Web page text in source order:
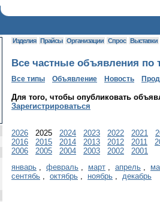
Изделия Прайсы Организации Спрос Выставки
Все частные объявления по
Все типы Объявление Новость
Для того, чтобы опубликовать
Зарегистрироваться
2026 2025 2024 2023 2022 2021
2016
2015 2014 2013 2012 2011
2006
2005 2004 2003 2002
2001
январь , февраль , март , апрель ,
сентябь , октябрь , ноябрь , декабрь